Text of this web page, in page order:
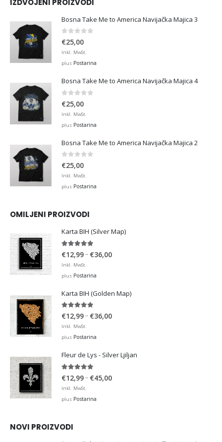
IZDVOJENI PROIZVODI
Bosna Take Me to America Navijačka Majica 3
0 out of 5
€25,00
Inkl. MwSt.
plus Postarina
Bosna Take Me to America Navijačka Majica 4
0 out of 5
€25,00
Inkl. MwSt.
plus Postarina
Bosna Take Me to America Navijačka Majica 2
0 out of 5
€25,00
Inkl. MwSt.
plus Postarina
OMILJENI PROIZVODI
Karta BIH (Silver Map)
4.95out of 5
€12,99– €36,00Price
€36,00
Inkl. MwSt.
plus Postarina
Karta BIH (Golden Map)
4.93out of 5
€12,99– €36,00Price
€36,00
Inkl. MwSt.
plus Postarina
Fleur de Lys - Silver Ljiljan
4.88out of 5
€12,99– €45,00Price
Inkl. MwSt.
plus Postarina
NOVI PROIZVODI